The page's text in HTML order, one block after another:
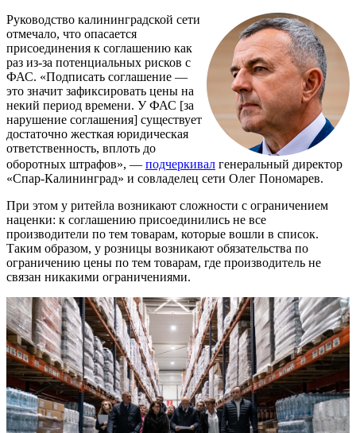
Руководство калининградской сети
отмечало, что опасается
присоединения к соглашению как
раз из-за потенциальных рисков с
ФАС. «Подписать соглашение —
это значит зафиксировать цены на
некий период времени. У ФАС [за
нарушение соглашения] существует
достаточно жесткая юридическая
ответственность, вплоть до
оборотных штрафов», — подчеркивал генеральный директор
«Спар-Калининград» и совладелец сети Олег Пономарев.
При этом у ритейла возникают сложности с ограничением
наценки: к соглашению присоединились не все
производители по тем товарам, которые вошли в список.
Таким образом, у розницы возникают обязательства по
ограничению цены по тем товарам, где производитель не
связан никакими ограничениями.